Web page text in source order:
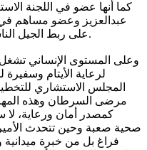
كما أنها عضو في اللجنة
عبدالعزيز وعضو مساهم
على ربط الجيل الناشئ بجذوره الثقافية واللغوية والدينية.
وعلى المستوى الإنساني
لرعاية الأيتام
المجلس الاستشاري
مرضى السرطان وهذه
كمصدر أمان ورعاية،
صحية صعبة وحين تتحدث
فراغ بل من خبرة ميدانية